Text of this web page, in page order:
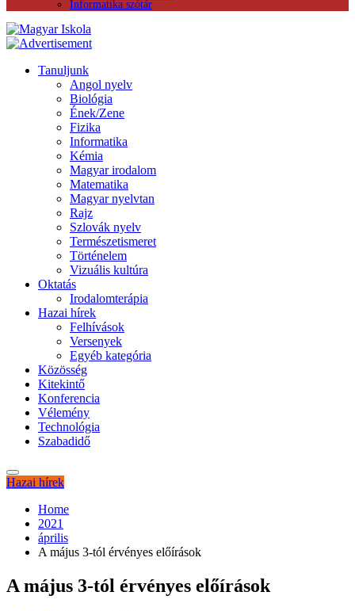
Informatika szótár
Tanuljunk
Angol nyelv
Biológia
Ének/Zene
Fizika
Informatika
Kémia
Magyar irodalom
Matematika
Magyar nyelvtan
Rajz
Szlovák nyelv
Természetismeret
Történelem
Vizuális kultúra
Oktatás
Irodalomterápia
Hazai hírek
Felhívások
Versenyek
Egyéb kategória
Közösség
Kitekintő
Konferencia
Vélemény
Technológia
Szabadidő
Hazai hírek
Home
2021
április
A május 3-tól érvényes előírások
A május 3-tól érvényes előírások